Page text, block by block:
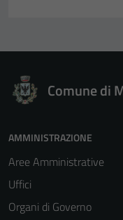
Comune di
AMMINISTRAZIONE
Aree Amministrative
Uffici
Organi di Governo